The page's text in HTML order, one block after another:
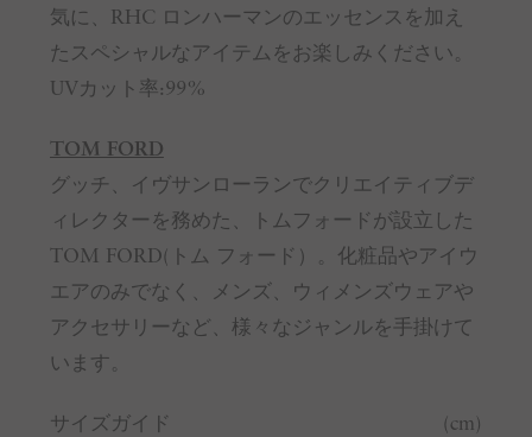
気に、RHC ロンハーマンのエッセンスを加え
たスペシャルなアイテムをお楽しみください。
UVカット率:99%
TOM FORD
グッチ、イヴサンローランでクリエイティブデ
ィレクターを務めた、トムフォードが設立した
TOM FORD(トム フォード）。化粧品やアイウ
エアのみでなく、メンズ、ウィメンズウェアや
アクセサリーなど、様々なジャンルを手掛けて
います。
サイズガイド (cm)